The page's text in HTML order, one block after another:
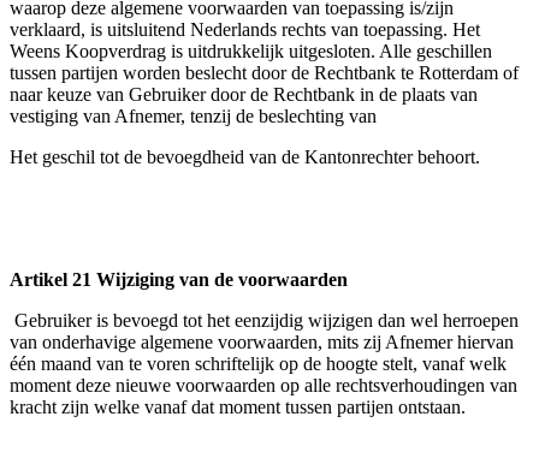
waarop deze algemene voorwaarden van toepassing is/zijn
verklaard, is uitsluitend Nederlands rechts van toepassing. Het
Weens Koopverdrag is uitdrukkelijk uitgesloten. Alle geschillen
tussen partijen worden beslecht door de Rechtbank te Rotterdam of
naar keuze van Gebruiker door de Rechtbank in de plaats van
vestiging van Afnemer, tenzij de beslechting van
Het geschil tot de bevoegdheid van de Kantonrechter behoort.
Artikel 21 Wijziging van de voorwaarden
Gebruiker is bevoegd tot het eenzijdig wijzigen dan wel herroepen
van onderhavige algemene voorwaarden, mits zij Afnemer hiervan
één maand van te voren schriftelijk op de hoogte stelt, vanaf welk
moment deze nieuwe voorwaarden op alle rechtsverhoudingen van
kracht zijn welke vanaf dat moment tussen partijen ontstaan.